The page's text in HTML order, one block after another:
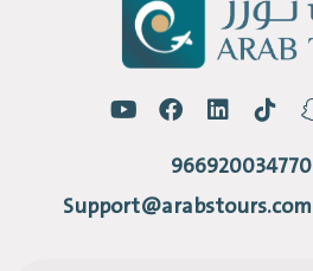
966920034770
Support@arabstours.com